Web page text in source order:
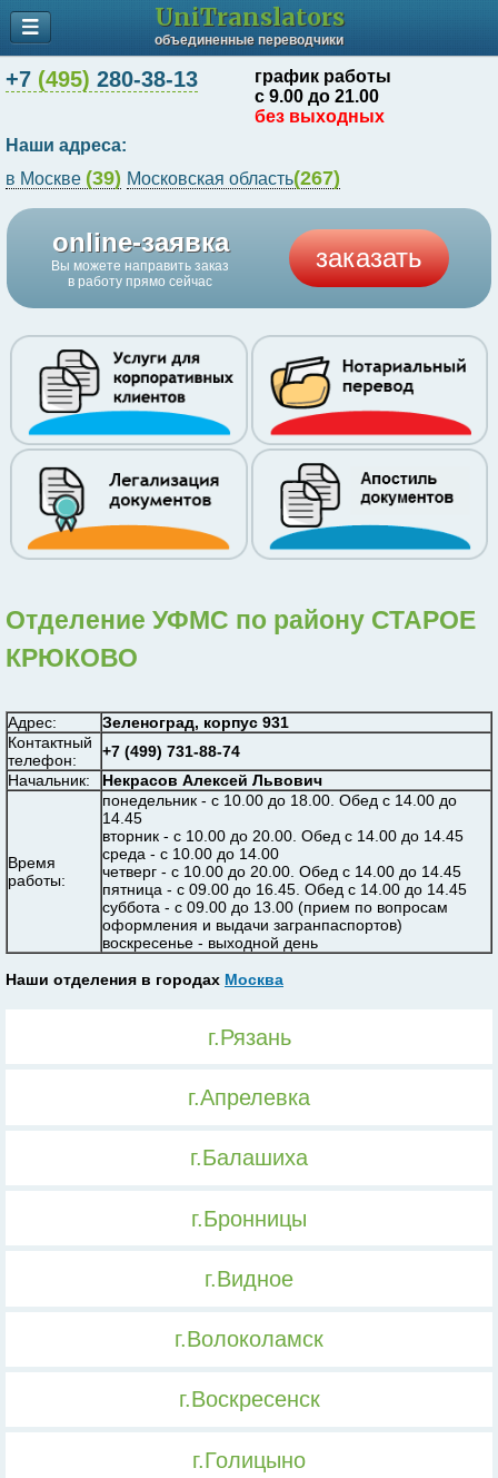
+7 (495) 280-38-13
график работы
с 9.00 до 21.00
без выходных
Наши адреса:
в Москве (39) Московская область(267)
online-заявка
Вы можете направить заказ
в работу прямо сейчас
заказать
Отделение УФМС по району СТАРОЕ
КРЮКОВО
Адрес:
Зеленоград, корпус 931
Контактный
телефон:
+7 (499) 731-88-74
Начальник:
Некрасов Алексей Львович
Время
работы:
понедельник - с 10.00 до 18.00. Обед с 14.00 до
14.45
вторник - с 10.00 до 20.00. Обед с 14.00 до 14.45
среда - с 10.00 до 14.00
четверг - с 10.00 до 20.00. Обед с 14.00 до 14.45
пятница - с 09.00 до 16.45. Обед с 14.00 до 14.45
суббота - с 09.00 до 13.00 (прием по вопросам
оформления и выдачи загранпаспортов)
воскресенье - выходной день
Наши отделения в городах Москва
г.Рязань
г.Апрелевка
г.Балашиха
г.Бронницы
г.Видное
г.Волоколамск
г.Воскресенск
г.Голицыно
UniTranslators
объединенные переводчики